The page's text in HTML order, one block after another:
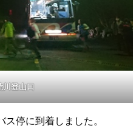
登山口
停に到着しました。